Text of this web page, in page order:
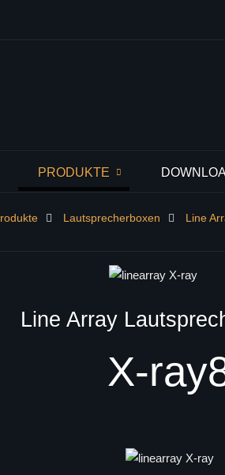
PRODUKTE
Lautsprecherboxen Line
Line Array
X-